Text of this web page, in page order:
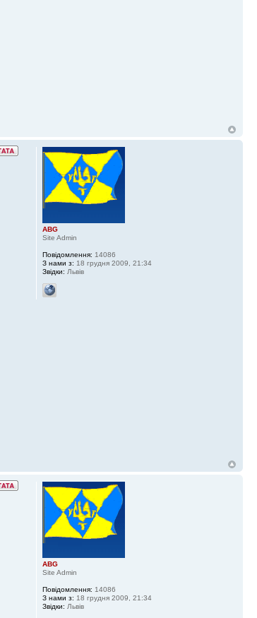
ABG
Site Admin
Повідомлення: 14086
З нами з: 18 грудня 2009, 21:34
Звідки: Львів
ABG
Site Admin
Повідомлення: 14086
З нами з: 18 грудня 2009, 21:34
Звідки: Львів